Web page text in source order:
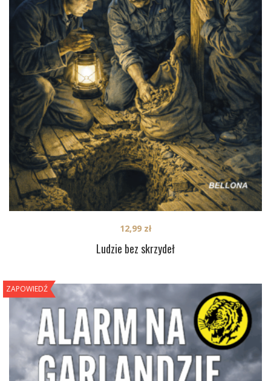
Ludzie bez skrzydeł
12,99 zł
ZAPOWIEDŹ